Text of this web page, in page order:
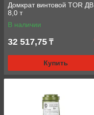
Домкрат винтовой TOR ДВ
8,0 т
В наличии
32 517,75 ₸
Купить